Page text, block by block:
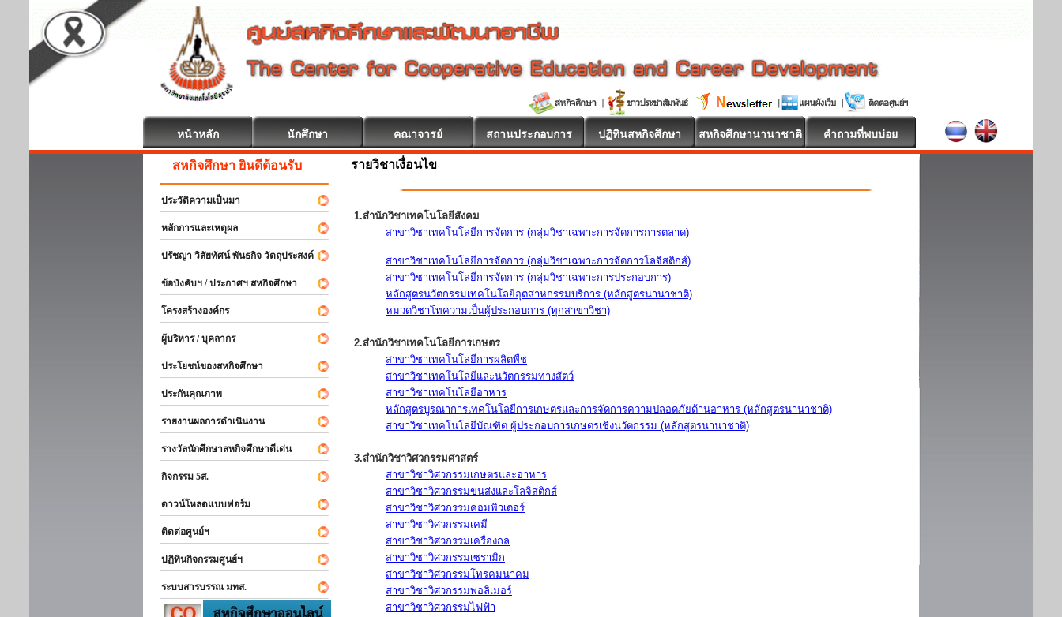
หน้าหลัก นักศึกษา คณาจารย์ สถานประกอบการ ปฏิทินสหกิจศึกษา สหกิจศึกษานานาชาติ คำถามที่พบบ่อย
สหกิจศึกษา ยินดีต้อนรับ
ประวัติความเป็นมา
หลักการและเหตุผล
ปรัชญา วิสัยทัศน์ พันธกิจ วัตถุประสงค์
ข้อบังคับฯ / ประกาศฯ สหกิจศึกษา
โครงสร้างองค์กร
ผู้บริหาร / บุคลากร
ประโยชน์ของสหกิจศึกษา
ประกันคุณภาพ
รายงานผลการดำเนินงาน
รางวัลนักศึกษาสหกิจศึกษาดีเด่น
กิจกรรม 5ส.
ดาวน์โหลดแบบฟอร์ม
ติดต่อศูนย์ฯ
ปฏิทินกิจกรรมศูนย์ฯ
ระบบสารบรรณ มทส.
รายวิชาเงื่อนไข
1.สำนักวิชาเทคโนโลยีสังคม
สาขาวิชาเทคโนโลยีการจัดการ (กลุ่มวิชาเฉพาะการจัดการการตลาด)
สาขาวิชาเทคโนโลยีการจัดการ (กลุ่มวิชาเฉพาะการจัดการโลจิสติกส์)
สาขาวิชาเทคโนโลยีการจัดการ (กลุ่มวิชาเฉพาะการประกอบการ)
หลักสูตรนวัตกรรมเทคโนโลยีอุตสาหกรรมบริการ (หลักสูตรนานาชาติ)
หมวดวิชาโทความเป็นผู้ประกอบการ (ทุกสาขาวิชา)
2.สำนักวิชาเทคโนโลยีการเกษตร
สาขาวิชาเทคโนโลยีการผลิตพืช
สาขาวิชาเทคโนโลยีและนวัตกรรมทางสัตว์
สาขาวิชาเทคโนโลยีอาหาร
หลักสูตรบูรณาการเทคโนโลยีการเกษตรและการจัดการความปลอดภัยด้านอาหาร (หลักสูตรนานาชาติ)
สาขาวิชาเทคโนโลยีบัณฑิต ผู้ประกอบการเกษตรเชิงนวัตกรรม (หลักสูตรนานาชาติ)
3.สำนักวิชาวิศวกรรมศาสตร์
สาขาวิชาวิศวกรรมเกษตรและอาหาร
สาขาวิชาวิศวกรรมขนส่งและโลจิสติกส์
สาขาวิชาวิศวกรรมคอมพิวเตอร์
สาขาวิชาวิศวกรรมเคมี
สาขาวิชาวิศวกรรมเครื่องกล
สาขาวิชาวิศวกรรมเซรามิก
สาขาวิชาวิศวกรรมโทรคมนาคม
สาขาวิชาวิศวกรรมพอลิเมอร์
สาขาวิชาวิศวกรรมไฟฟ้า